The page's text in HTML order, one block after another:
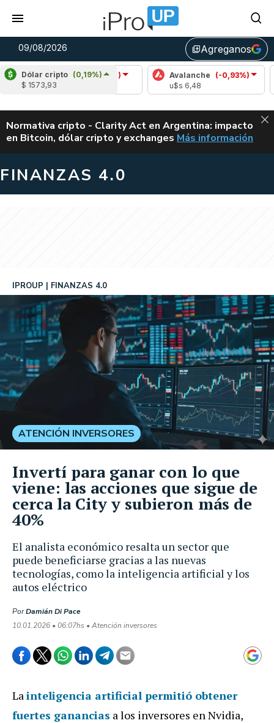
09/08/2026 library_addAgreganos
Dólar cripto (0,19%)
$ 1573,93
Cardano (-0,02%)
u$s 0,20
Avalanche
(-0,93%)
u$s 6,48
ALERTA
Normativa cripto - Clarity Act en Argentina: impacto
en Bitcoin, dólar cripto y exchanges CLARITY ACT EN
Más información
FINANZAS 4.0
El analista económico resalta un sector que
puede beneficiarse gracias a las nuevas
tecnologías, como la inteligencia artificial y los
autos eléctrico
IPROUP FINANZAS 4.0
PorDamián Di Pace
10.01.2026 • 06:07hs • Atención inversores
ATENCIÓN INVERSORES
Invertí para ganar con lo que
viene: las acciones que sigue de
cerca la City y subieron más de
40%
Lainteligencia artificial permitió obtener
fuertes ganancias a los inversores en Nvidia,